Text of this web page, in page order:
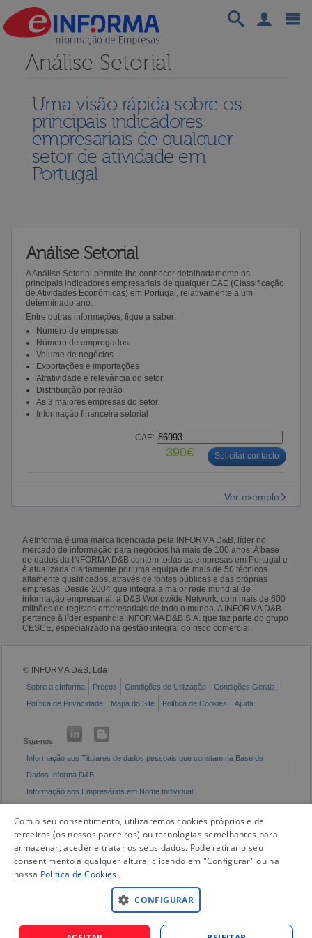
Análise Setorial
Uma visão rápida sobre os
principais indicadores
empresariais de qualquer
setor de atividade em
Portugal
Análise Setorial
A Análise Setorial permite-lhe conhecer detalhadamente os
principais indicadores empresariais de qualquer CAE (Classificação
de Atividades Económicas) em Portugal, relativamente a um
determinado ano.
Entre outras informações, fique a saber:
Número de empresas
Número de empregados
Volume de negócios
Exportações e importações
Atratividade e relevância do setor
Distribuição por região
As 3 maiores empresas do setor
Informação financeira setorial
CAE:
390€ Solicitar contacto
Ver exemplo
A eInforma é uma marca licenciada pela INFORMA D&B, líder no
mercado de informação para negócios há mais de 100 anos. A base
de dados da INFORMA D&B contém todas as empresas em Portugal e
é atualizada diariamente por uma equipa de mais de 50 técnicos
altamente qualificados, através de fontes públicas e das próprias
empresas. Desde 2004 que integra a maior rede mundial de
informação empresarial: a D&B Worldwide Network, com mais de 600
milhões de registos empresariais de todo o mundo. A INFORMA D&B
pertence à líder espanhola INFORMA D&B S.A. que faz parte do grupo
CESCE, especializado na gestão integral do risco comercial.
© INFORMA D&B, Lda
Sobre a eInforma Preços Condições de Utilização
Condições Gerais
Política de Privacidade
Mapa do Site Política de Cookies Ajuda
Siga-nos:
Informação aos Titulares de dados pessoais que constam na Base de
Dados Informa D&B
Informação aos Empresários em Nome Individual
Com o seu consentimento, utilizaremos cookies próprios e de
terceiros (os nossos parceiros) ou tecnologias semelhantes para
armazenar, aceder e tratar os seus dados. Pode retirar o seu
consentimento a qualquer altura, clicando em "Configurar" ou na
nossa Politica de Cookies.
CONFIGURAR